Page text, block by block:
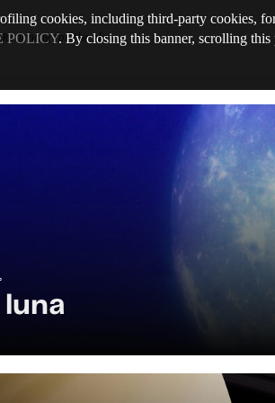
Reaching for the sky
luna
cookies, including third-party cookies,
POLICY. By closing this banner, scrolling